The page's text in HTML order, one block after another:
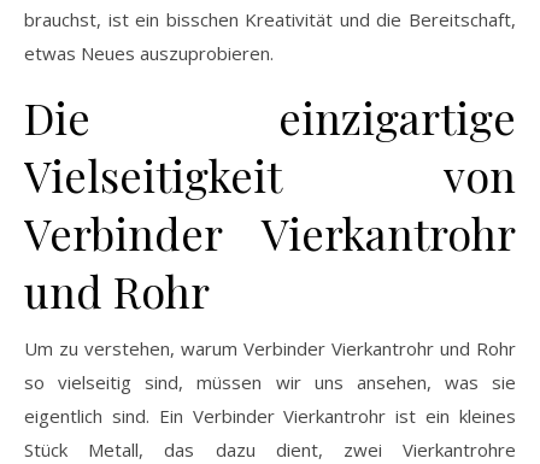
brauchst, ist ein bisschen Kreativität und die Bereitschaft,
etwas Neues auszuprobieren.
Die einzigartige
Vielseitigkeit von
Verbinder Vierkantrohr
und Rohr
Um zu verstehen, warum Verbinder Vierkantrohr und Rohr
so vielseitig sind, müssen wir uns ansehen, was sie
eigentlich sind. Ein Verbinder Vierkantrohr ist ein kleines
Stück Metall, das dazu dient, zwei Vierkantrohre